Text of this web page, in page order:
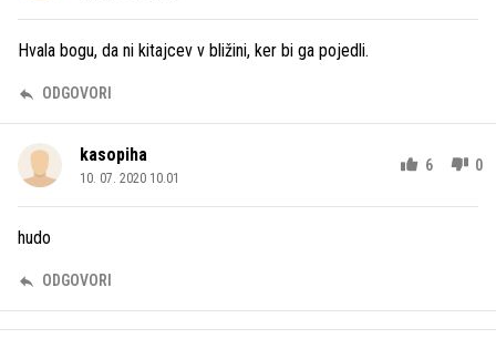
Hvala bogu, da ni kitajcev v bližini, ker bi ga pojedli.
ODGOVORI
kasopiha
10. 07. 2020 10.01
6 0
hudo
ODGOVORI